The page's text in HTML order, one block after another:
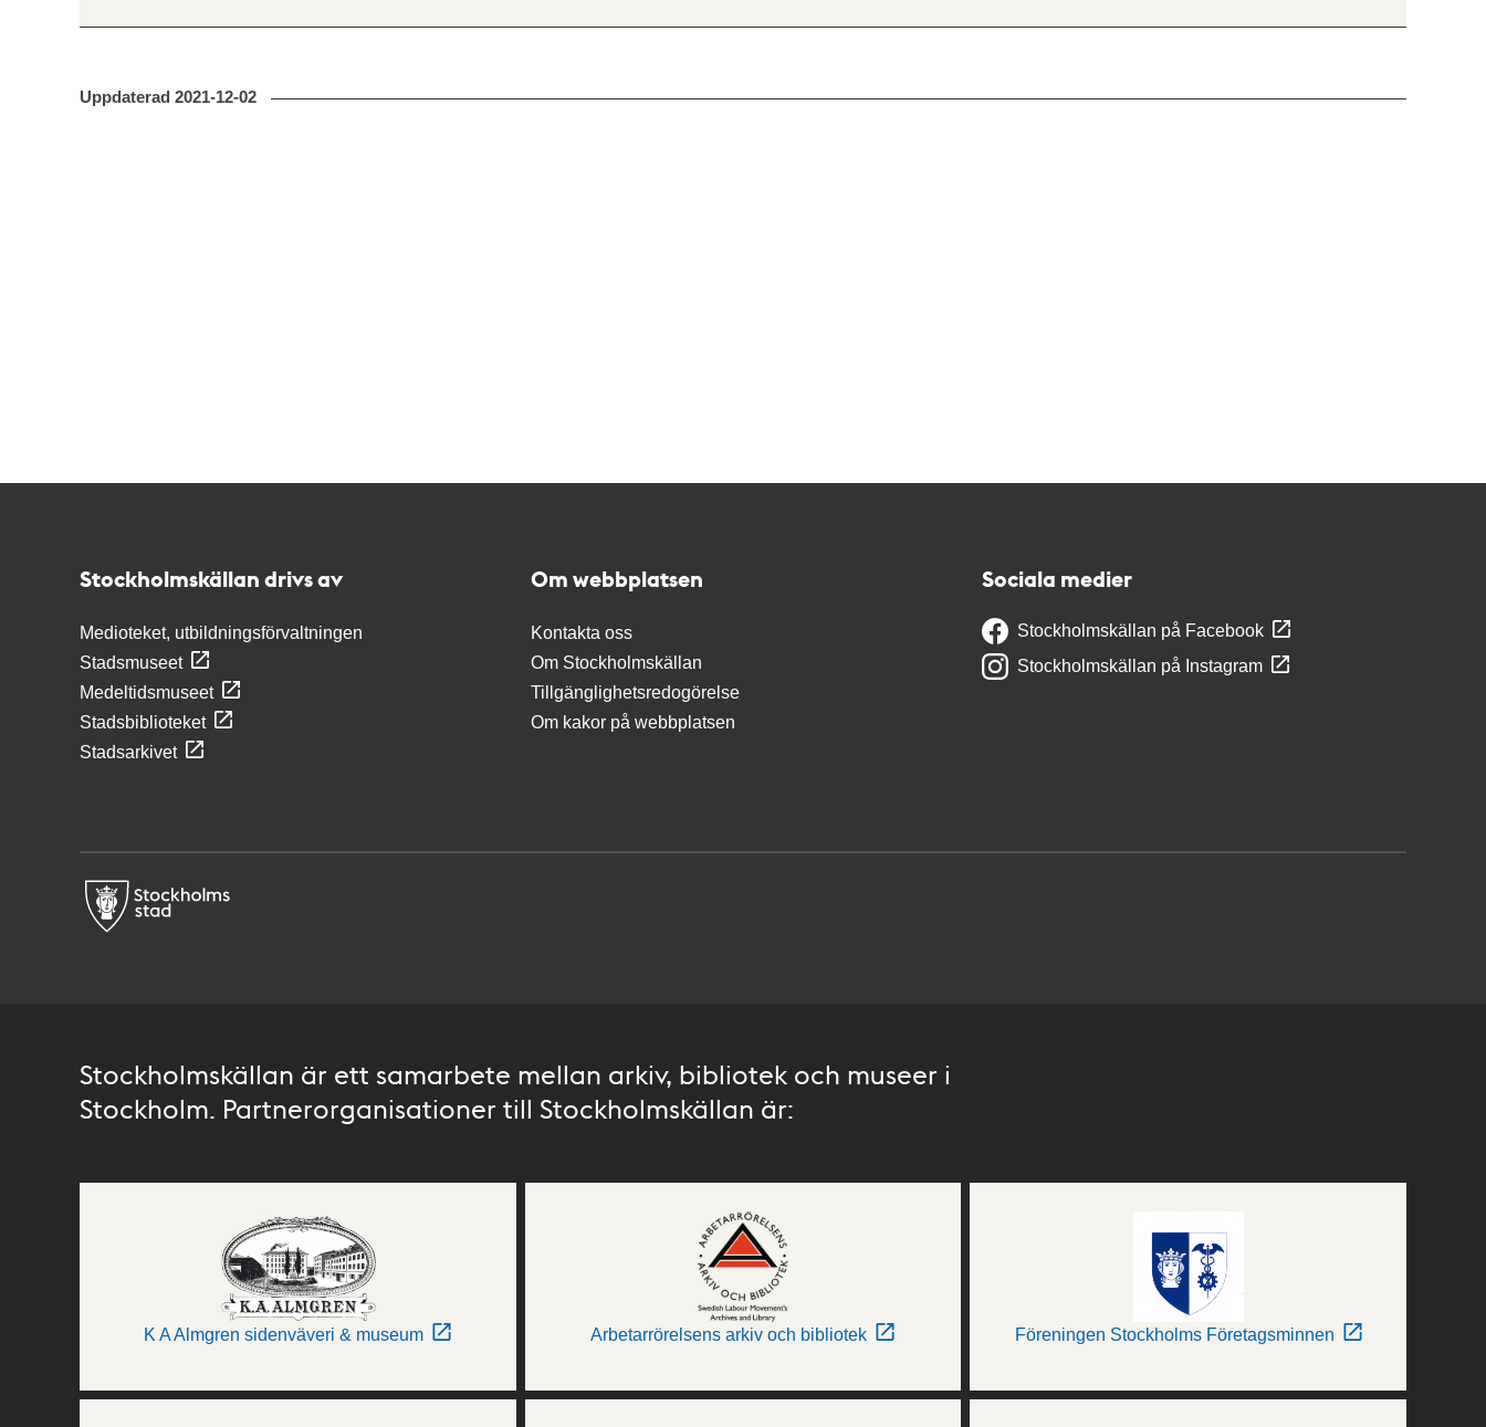
Uppdaterad 2021-12-02
Stockholmskällan drivs av
Medioteket, utbildningsförvaltningen
Stadsmuseet
Medeltidsmuseet
Stadsbiblioteket
Stadsarkivet
Om webbplatsen
Kontakta oss
Om Stockholmskällan
Tillgänglighetsredogörelse
Om kakor på webbplatsen
Sociala medier
Stockholmskällan på Facebook
Stockholmskällan på Instagram
Stockholmskällan är ett samarbete mellan arkiv, bibliotek och museer i
Stockholm. Partnerorganisationer till Stockholmskällan är:
K A Almgren sidenväveri & museum Arbetarrörelsens arkiv och bibliotek Föreningen Stockholms Företagsminnen